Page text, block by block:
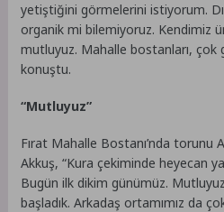
yetiştiğini görmelerini istiyorum.
organik mi bilemiyoruz. Kendimiz
mutluyuz. Mahalle bostanları, çok
konuştu.
“Mutluyuz”
Fırat Mahalle Bostanı’nda torunu
Akkuş, “Kura çekiminde heyecan
Bugün ilk dikim günümüz.
başladık. Arkadaş ortamımız da